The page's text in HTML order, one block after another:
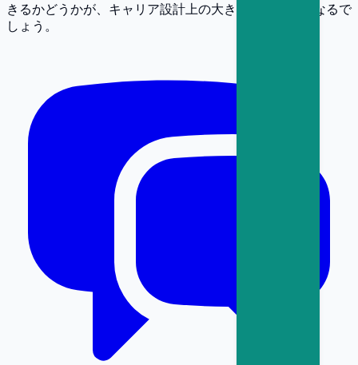
きるかどうかが、キャリア設計上の大きなポイントになるで
しょう。